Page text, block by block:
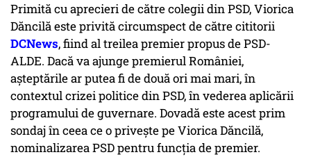
Primită cu aprecieri de către colegii din PSD, Viorica
Dăncilă este privită circumspect de către cititorii
DCNews, fiind al treilea premier propus de PSD-
ALDE. Dacă va ajunge premierul României,
așteptările ar putea fi de două ori mai mari, în
contextul crizei politice din PSD, în vederea aplicării
programului de guvernare. Dovadă este acest prim
sondaj în ceea ce o privește pe Viorica Dăncilă,
nominalizarea PSD pentru funcția de premier.